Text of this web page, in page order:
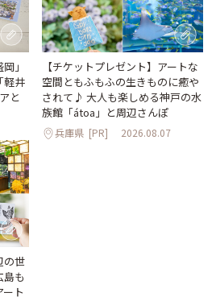
」
軽井
と
【チケットプレゼント】アートな
空間ともふもふの生きものに癒や
されて♪ 大人も楽しめる神戸の水
族館「átoa」と周辺さんぽ
兵庫県 [PR] 2026.08.07
の世
も
ト